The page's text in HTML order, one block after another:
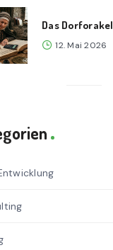
Das Dorforakel
12. Mai 2026